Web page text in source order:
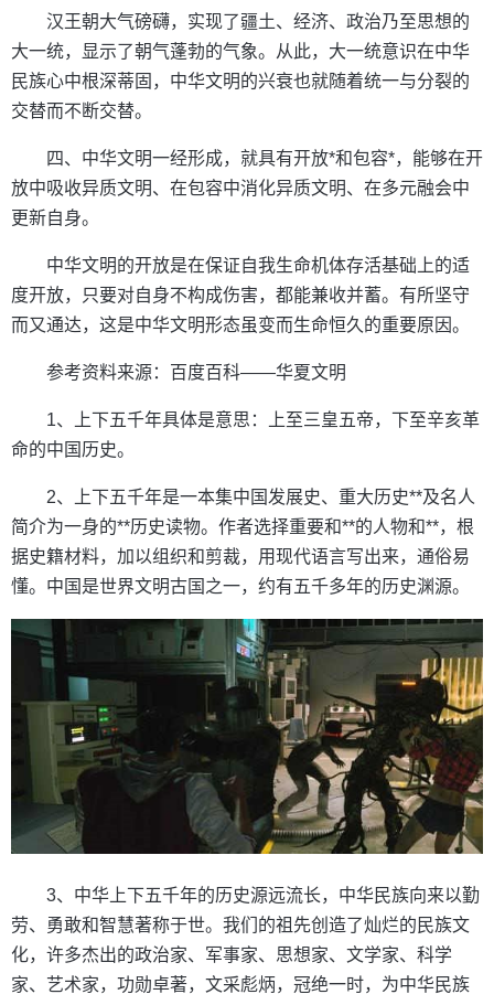
汉王朝大气磅礴，实现了疆土、经济、政治乃至思想的
大一统，显示了朝气蓬勃的气象。从此，大一统意识在中华
民族心中根深蒂固，中华文明的兴衰也就随着统一与分裂的
交替而不断交替。
四、中华文明一经形成，就具有开放*和包容*，能够在开
放中吸收异质文明、在包容中消化异质文明、在多元融会中
更新自身。
中华文明的开放是在保证自我生命机体存活基础上的适
度开放，只要对自身不构成伤害，都能兼收并蓄。有所坚守
而又通达，这是中华文明形态虽变而生命恒久的重要原因。
参考资料来源：百度百科——华夏文明
1、上下五千年具体是意思：上至三皇五帝，下至辛亥革
命的中国历史。
2、上下五千年是一本集中国发展史、重大历史**及名人
简介为一身的**历史读物。作者选择重要和**的人物和**，根
据史籍材料，加以组织和剪裁，用现代语言写出来，通俗易
懂。中国是世界文明古国之一，约有五千多年的历史渊源。
3、中华上下五千年的历史源远流长，中华民族向来以勤
劳、勇敢和智慧著称于世。我们的祖先创造了灿烂的民族文
化，许多杰出的政治家、军事家、思想家、文学家、科学
家、艺术家，功勋卓著，文采彪炳，冠绝一时，为中华民族